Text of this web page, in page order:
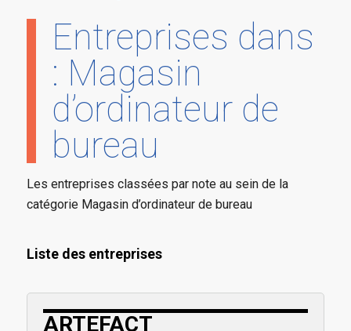
Entreprises dans
: Magasin
d’ordinateur de
bureau
Les entreprises classées par note au sein de la
catégorie Magasin d’ordinateur de bureau
Liste des entreprises
ARTEFACT